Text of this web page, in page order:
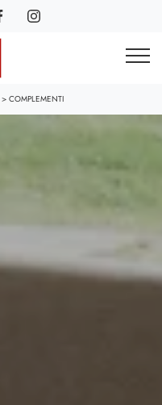
> COMPLEMENTI